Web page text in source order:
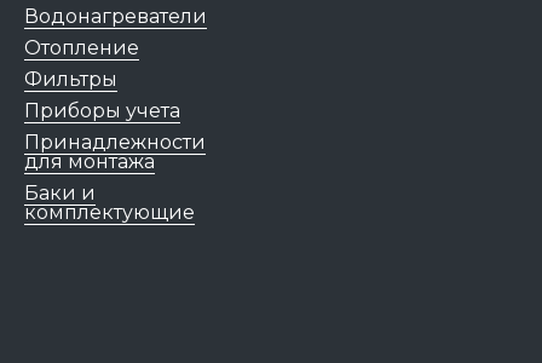
Водонагреватели
Отопление
Фильтры
Приборы учета
Принадлежности
для монтажа
Баки и
комплектующие